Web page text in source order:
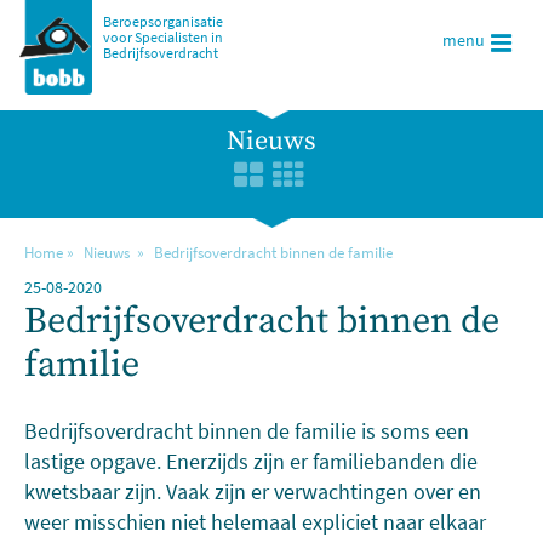
Beroepsorganisatie
voor Specialisten in
Bedrijfsoverdracht
menu
Nieuws
Home Nieuws Bedrijfsoverdracht binnen de familie
25-08-2020
Bedrijfsoverdracht binnen de
familie
Bedrijfsoverdracht binnen de familie is soms een
lastige opgave. Enerzijds zijn er familiebanden die
kwetsbaar zijn. Vaak zijn er verwachtingen over en
weer misschien niet helemaal expliciet naar elkaar